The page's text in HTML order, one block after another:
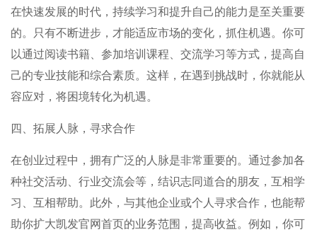
在快速发展的时代，持续学习和提升自己的能力是至关重要
的。只有不断进步，才能适应市场的变化，抓住机遇。你可
以通过阅读书籍、参加培训课程、交流学习等方式，提高自
己的专业技能和综合素质。这样，在遇到挑战时，你就能从
容应对，将困境转化为机遇。
四、拓展人脉，寻求合作
在创业过程中，拥有广泛的人脉是非常重要的。通过参加各
种社交活动、行业交流会等，结识志同道合的朋友，互相学
习、互相帮助。此外，与其他企业或个人寻求合作，也能帮
助你扩大凯发官网首页的业务范围，提高收益。例如，你可